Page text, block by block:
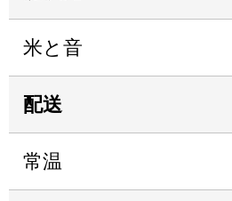
米と音
配送
常温